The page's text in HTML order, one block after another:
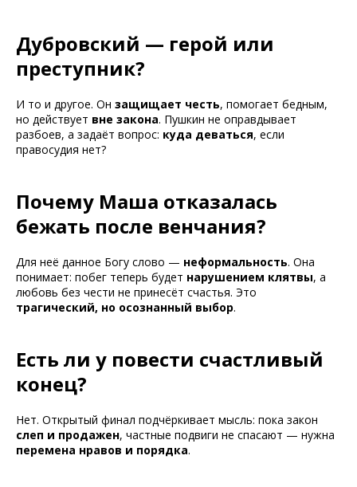
Дубровский — герой или
преступник?
И то и другое. Он защищает честь, помогает бедным,
но действует вне закона. Пушкин не оправдывает
разбоев, а задаёт вопрос: куда деваться, если
правосудия нет?
Почему Маша отказалась
бежать после венчания?
Для неё данное Богу слово — неформальность. Она
понимает: побег теперь будет нарушением клятвы, а
любовь без чести не принесёт счастья. Это
трагический, но осознанный выбор.
Есть ли у повести счастливый
конец?
Нет. Открытый финал подчёркивает мысль: пока закон
слеп и продажен, частные подвиги не спасают — нужна
перемена нравов и порядка.